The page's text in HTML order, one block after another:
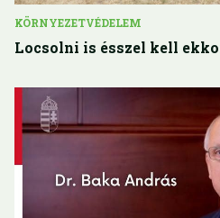
KÖRNYEZETVÉDELEM
Locsolni is ésszel kell